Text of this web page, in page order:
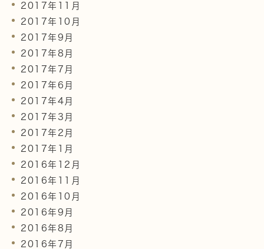
2017年11月
2017年10月
2017年9月
2017年8月
2017年7月
2017年6月
2017年4月
2017年3月
2017年2月
2017年1月
2016年12月
2016年11月
2016年10月
2016年9月
2016年8月
2016年7月